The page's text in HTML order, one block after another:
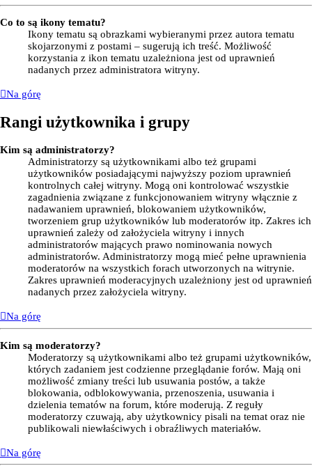
Co to są ikony tematu?
Ikony tematu są obrazkami wybieranymi przez autora tematu
skojarzonymi z postami – sugerują ich treść. Możliwość
korzystania z ikon tematu uzależniona jest od uprawnień
nadanych przez administratora witryny.
Na górę
Rangi użytkownika i grupy
Kim są administratorzy?
Administratorzy są użytkownikami albo też grupami
użytkowników posiadającymi najwyższy poziom uprawnień
kontrolnych całej witryny. Mogą oni kontrolować wszystkie
zagadnienia związane z funkcjonowaniem witryny włącznie z
nadawaniem uprawnień, blokowaniem użytkowników,
tworzeniem grup użytkowników lub moderatorów itp. Zakres ich
uprawnień zależy od założyciela witryny i innych
administratorów mających prawo nominowania nowych
administratorów. Administratorzy mogą mieć pełne uprawnienia
moderatorów na wszystkich forach utworzonych na witrynie.
Zakres uprawnień moderacyjnych uzależniony jest od uprawnień
nadanych przez założyciela witryny.
Na górę
Kim są moderatorzy?
Moderatorzy są użytkownikami albo też grupami użytkowników,
których zadaniem jest codzienne przeglądanie forów. Mają oni
możliwość zmiany treści lub usuwania postów, a także
blokowania, odblokowywania, przenoszenia, usuwania i
dzielenia tematów na forum, które moderują. Z reguły
moderatorzy czuwają, aby użytkownicy pisali na temat oraz nie
publikowali niewłaściwych i obraźliwych materiałów.
Na górę